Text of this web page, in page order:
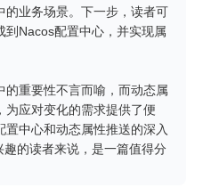
的业务场景。下一步，读者可
到Nacos配置中心，并实现属
的重要性不言而喻，而动态属
为应对变化的需求提供了便
中心和动态属性推送的深入
的读者来说，是一篇值得分